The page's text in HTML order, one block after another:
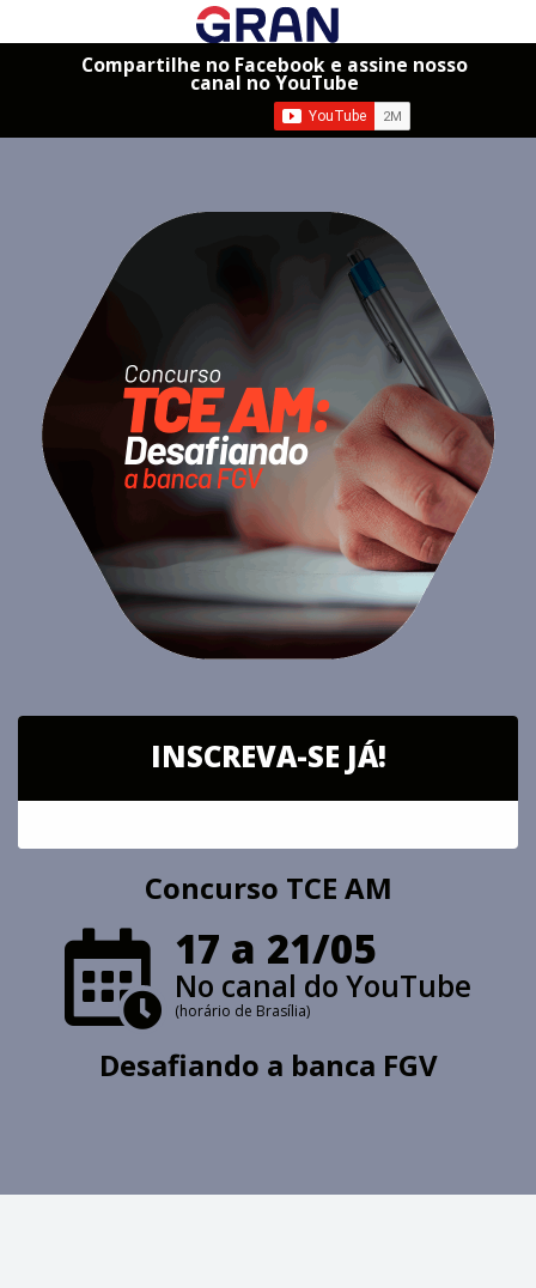
Compartilhe no Facebook e assine nosso
canal no YouTube
INSCREVA-SE JÁ!
Concurso TCE AM
17 a 21/05
No canal do YouTube
(horário de Brasília)
Desafiando a banca FGV